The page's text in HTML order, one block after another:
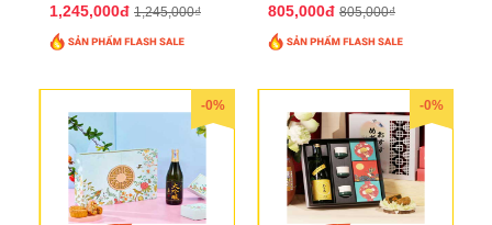
1,245,000đ 1,245,000₫
805,000đ 805,000₫
-0% -0%